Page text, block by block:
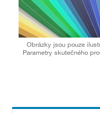
Obrázky jsou pouze
Parametry skutečného